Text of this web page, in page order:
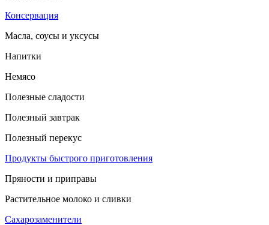
Консервация
Масла, соусы и уксусы
Напитки
Немясо
Полезные сладости
Полезный завтрак
Полезный перекус
Продукты быстрого приготовления
Пряности и приправы
Растительное молоко и сливки
Сахарозаменители